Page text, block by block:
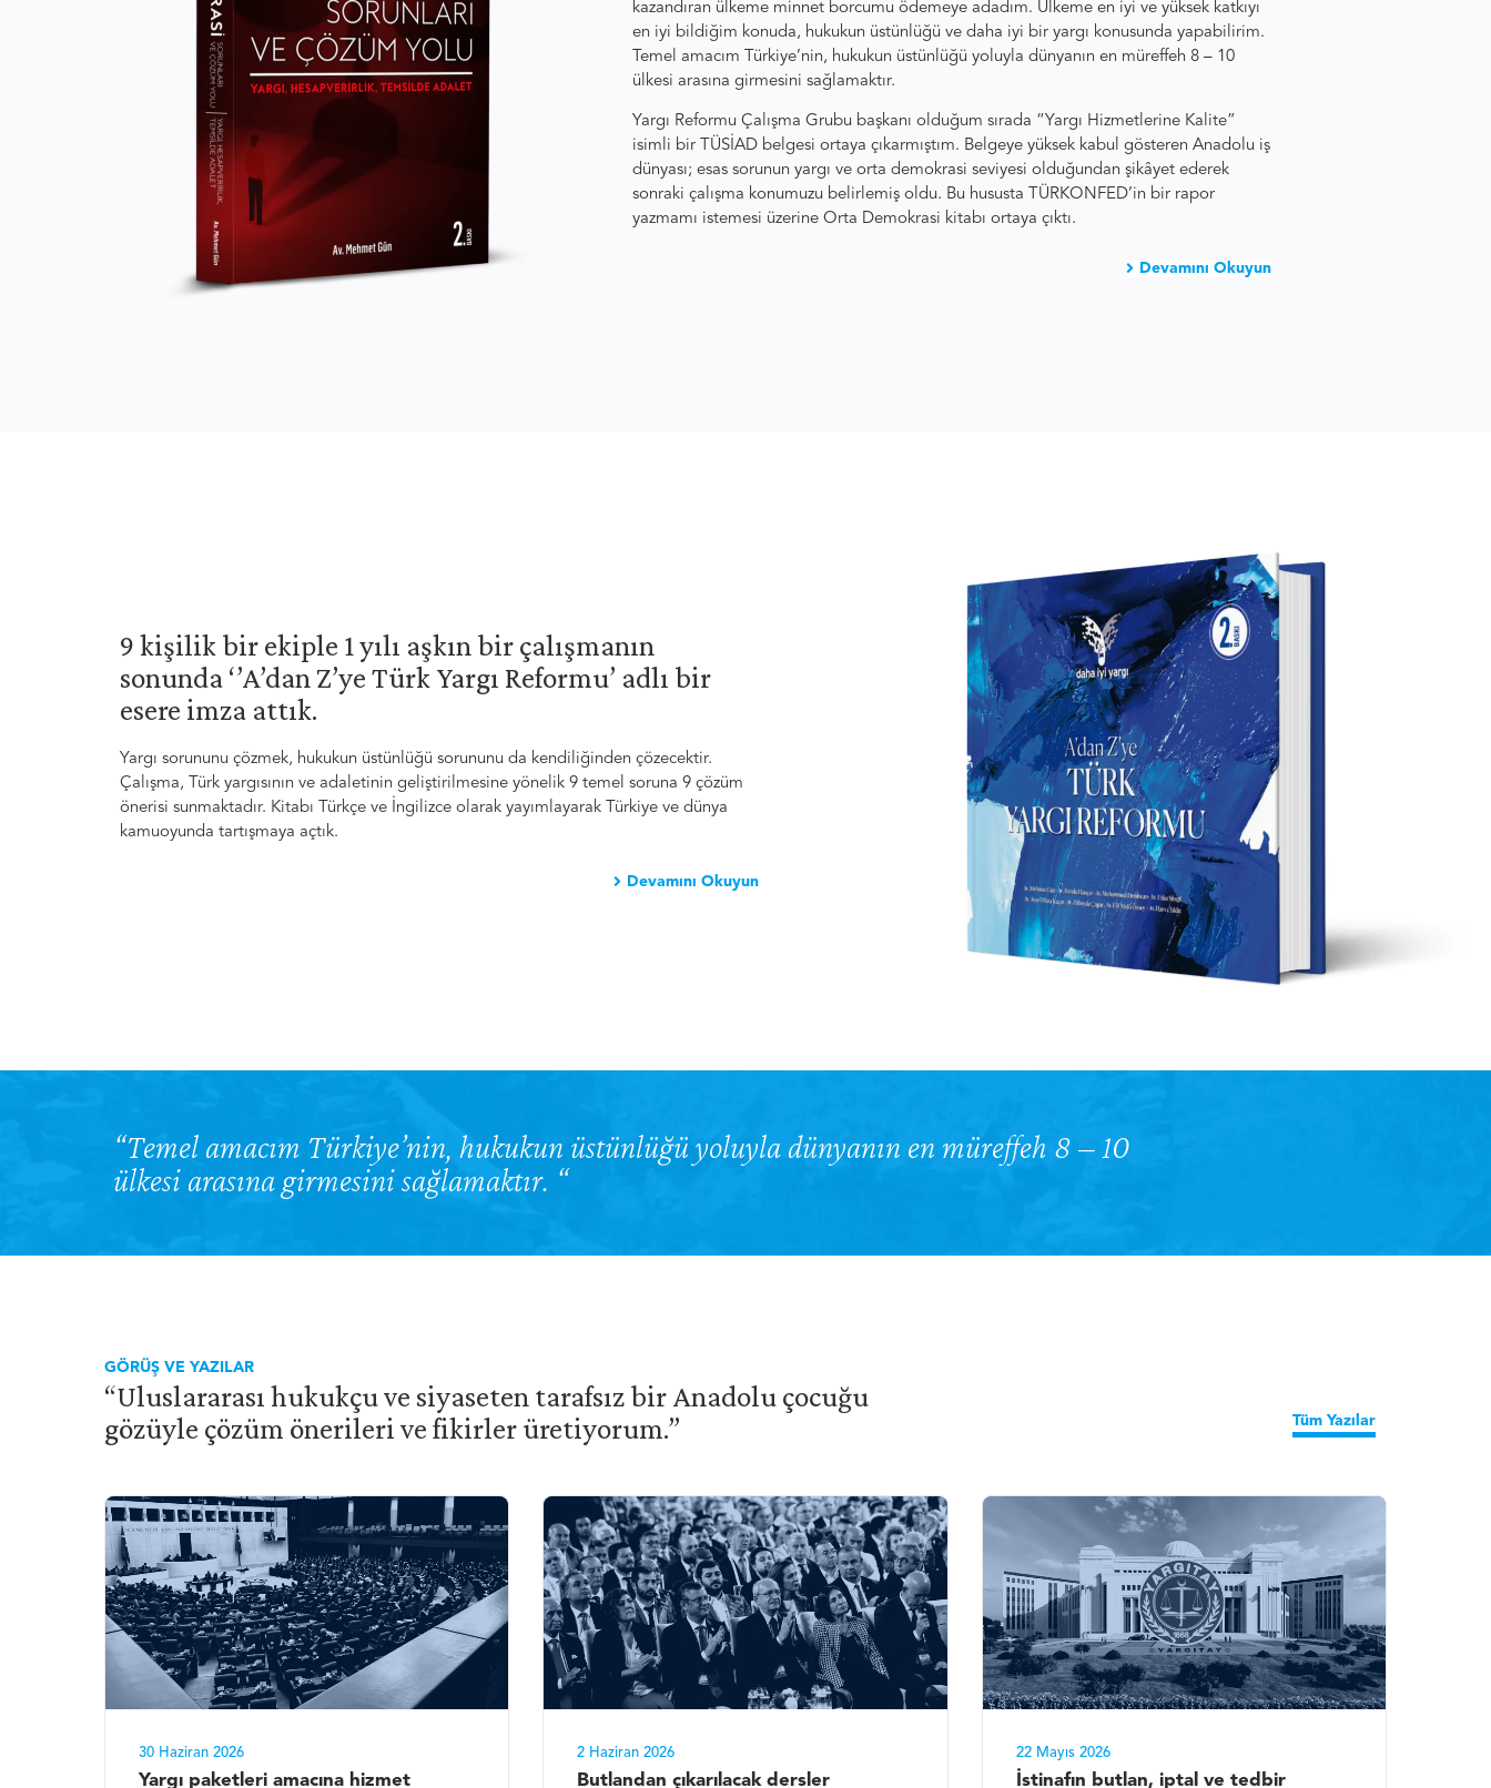
kazandıran ülkeme minnet borcumu ödemeye adadım. Ülkeme en iyi ve yüksek katkıyı
en iyi bildiğim konuda, hukukun üstünlüğü ve daha iyi bir yargı konusunda yapabilirim.
Temel amacım Türkiye’nin, hukukun üstünlüğü yoluyla dünyanın en müreffeh 8 – 10
ülkesi arasına girmesini sağlamaktır.
Yargı Reformu Çalışma Grubu başkanı olduğum sırada “Yargı Hizmetlerine Kalite”
isimli bir TÜSİAD belgesi ortaya çıkarmıştım. Belgeye yüksek kabul gösteren Anadolu iş
dünyası; esas sorunun yargı ve orta demokrasi seviyesi olduğundan şikâyet ederek
sonraki çalışma konumuzu belirlemiş oldu. Bu hususta TÜRKONFED’in bir rapor
yazmamı istemesi üzerine Orta Demokrasi kitabı ortaya çıktı.
Devamını Okuyun
9 kişilik bir ekiple 1 yılı aşkın bir çalışmanın
sonunda ‘’A’dan Z’ye Türk Yargı Reformu’ adlı bir
esere imza attık.
Yargı sorununu çözmek, hukukun üstünlüğü sorununu da kendiliğinden çözecektir.
Çalışma, Türk yargısının ve adaletinin geliştirilmesine yönelik 9 temel soruna 9 çözüm
önerisi sunmaktadır. Kitabı Türkçe ve İngilizce olarak yayımlayarak Türkiye ve dünya
kamuoyunda tartışmaya açtık.
Devamını Okuyun
“Temel amacım Türkiye’nin, hukukun üstünlüğü yoluyla dünyanın en müreffeh 8 – 10
ülkesi arasına girmesini sağlamaktır. “
GÖRÜŞ VE YAZILAR
“Uluslararası hukukçu ve siyaseten tarafsız bir Anadolu çocuğu
gözüyle çözüm önerileri ve fikirler üretiyorum.”
Tüm Yazılar
30 Haziran 2026
Yargı paketleri amacına hizmet
2 Haziran 2026
Butlandan çıkarılacak dersler
22 Mayıs 2026
İstinafın butlan, iptal ve tedbir